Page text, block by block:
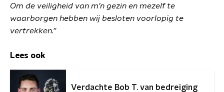
Om de veiligheid van m’n gezin en mezelf te
waarborgen hebben wij besloten voorlopig te
vertrekken.”
Lees ook
Verdachte Bob T. van bedreiging